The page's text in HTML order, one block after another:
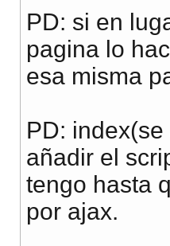
PD: si en
pagina lo
esa misma
PD:
añadir el
tengo hasta
por ajax.